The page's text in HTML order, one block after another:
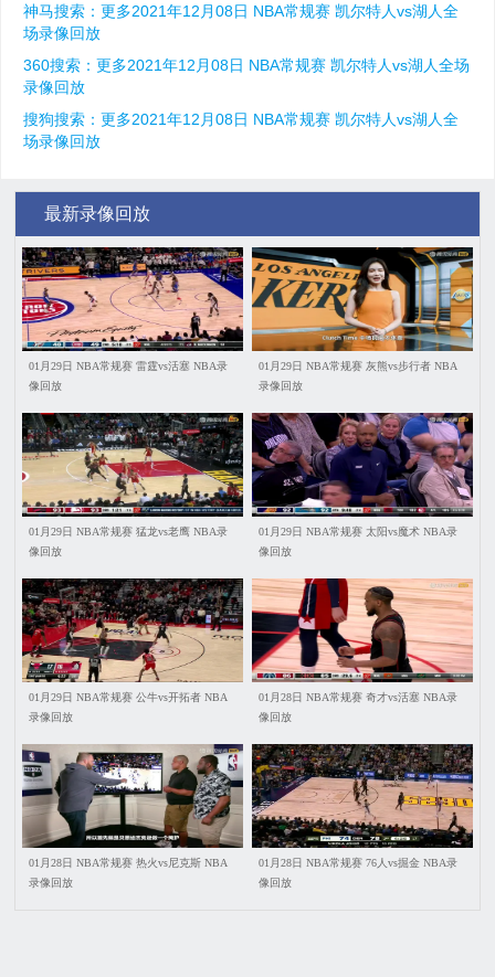
神马搜索：更多2021年12月08日 NBA常规赛 凯尔特人vs湖人全
场录像回放
360搜索：更多2021年12月08日 NBA常规赛 凯尔特人vs湖人全场
录像回放
搜狗搜索：更多2021年12月08日 NBA常规赛 凯尔特人vs湖人全
场录像回放
最新录像回放
01月29日 NBA常规赛 雷霆vs活塞 NBA录
像回放
01月29日 NBA常规赛 灰熊vs步行者 NBA
录像回放
01月29日 NBA常规赛 猛龙vs老鹰 NBA录
像回放
01月29日 NBA常规赛 太阳vs魔术 NBA录
像回放
01月29日 NBA常规赛 公牛vs开拓者 NBA
录像回放
01月28日 NBA常规赛 奇才vs活塞 NBA录
像回放
01月28日 NBA常规赛 热火vs尼克斯 NBA
录像回放
01月28日 NBA常规赛 76人vs掘金 NBA录
像回放